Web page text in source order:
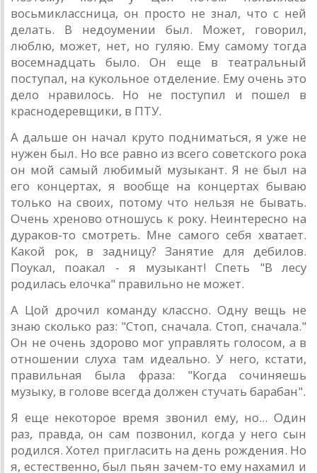
восьмиклассница, он просто не знал, что с ней
делать. В недоумении был. Может, говорил,
люблю, может, нет, но гуляю. Ему самому тогда
восемнадцать было. Он еще в театральный
поступал, на кукольное отделение. Ему очень это
дело нравилось. Но не поступил и пошел в
краснодеревщики, в ПТУ.
А дальше он начал круто подниматься, я уже не
нужен был. Но все равно из всего советского рока
он мой самый любимый музыкант. Я не был на
его концертах, я вообще на концертах бываю
только на своих, потому что нельзя не бывать.
Очень хреново отношусь к року. Неинтересно на
дураков-то смотреть. Мне самого себя хватает.
Какой рок, в задницу? Занятие для дебилов.
Поукал, поакал - я музыкант! Спеть "В лесу
родилась елочка" правильно не может.
А Цой дрочил команду классно. Одну вещь не
знаю сколько раз: "Стоп, сначала. Стоп, сначала."
Он не очень здорово мог управлять голосом, а в
отношении слуха там идеально. У него, кстати,
правильная была фраза: "Когда сочиняешь
музыку, в голове всегда должен стучать барабан".
Я еще некоторое время звонил ему, но... Один
раз, правда, он сам позвонил, когда у него сын
родился. Хотел пригласить на день рождения. Но
я, естественно, был пьян зачем-то ему нахамил и